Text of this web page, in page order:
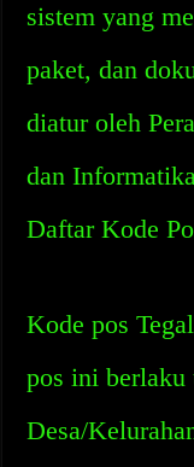
sistem yang
paket, dan
diatur oleh
dan
Daftar Kode
Kode pos
pos ini
Desa/